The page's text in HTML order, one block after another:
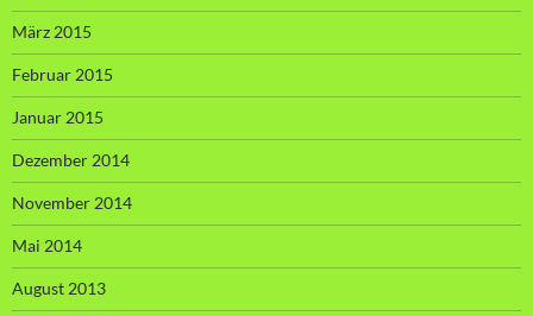
März 2015
Februar 2015
Januar 2015
Dezember 2014
November 2014
Mai 2014
August 2013